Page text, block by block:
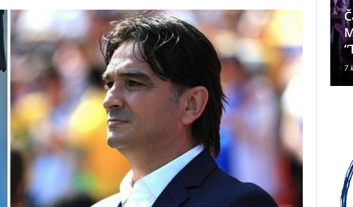
Da li je Janjevac Biskup Palić
ljubomoran na nadbiskupa
Alda Cavallija?
7 kolovoza, 2026 7